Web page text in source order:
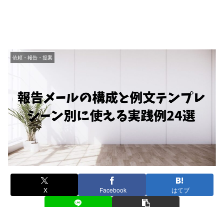
依頼・報告・提案
X Facebook はてブ